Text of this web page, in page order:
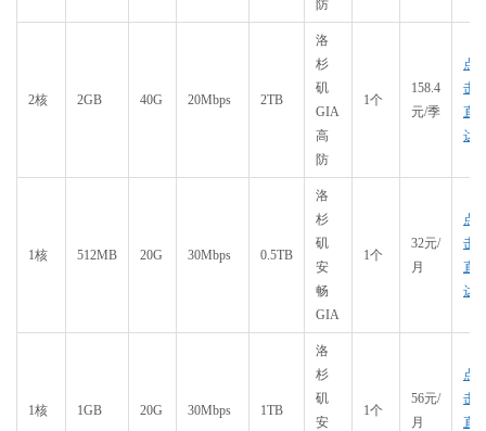
防
2核 2GB 40G 20Mbps 2TB
洛
杉
矶
GIA
高
防
1个
158.4
元/季
点
击
直
达
1核 512MB 20G 30Mbps 0.5TB
洛
杉
矶
安
畅
GIA
1个
32元/
月
点
击
直
达
1核 1GB 20G 30Mbps 1TB
洛
杉
矶
安
1个
56元/
月
点
击
直